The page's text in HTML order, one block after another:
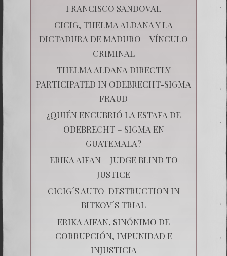
FRANCISCO SANDOVAL
CICIG, THELMA ALDANA Y LA
DICTADURA DE MADURO – VÍNCULO
CRIMINAL
THELMA ALDANA DIRECTLY
PARTICIPATED IN ODEBRECHT-SIGMA
FRAUD
¿QUIÉN ENCUBRIÓ LA ESTAFA DE
ODEBRECHT – SIGMA EN
GUATEMALA?
ERIKA AIFAN – JUDGE BLIND TO
JUSTICE
CICIG´S AUTO-DESTRUCTION IN
BITKOV´S TRIAL
ERIKA AIFAN, SINÓNIMO DE
CORRUPCIÓN, IMPUNIDAD E
INJUSTICIA